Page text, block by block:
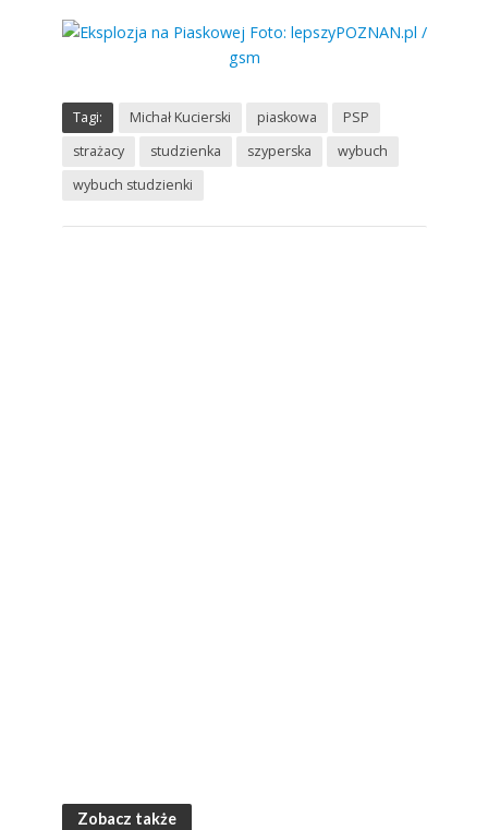
Tagi: Michał Kucierski piaskowa
PSP
strażacy
studzienka szyperska
wybuch
wybuch studzienki
Zobacz także